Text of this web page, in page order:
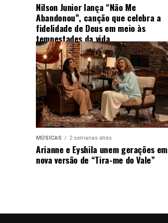
Nilson Junior lança “Não Me
Abandonou”, canção que celebra a
fidelidade de Deus em meio às
tempestades da vida
MÚSICAS 2 semanas atrás
Arianne e Eyshila unem gerações em
nova versão de “Tira-me do Vale”